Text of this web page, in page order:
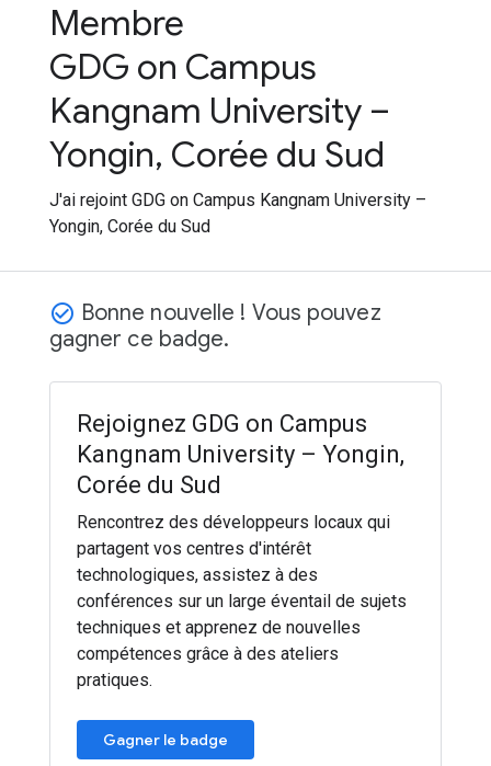
Membre
GDG on Campus
Kangnam University –
Yongin, Corée du Sud
J'ai rejoint GDG on Campus Kangnam University –
Yongin, Corée du Sud
check_circle_outline Bonne nouvelle ! Vous pouvez
gagner ce badge.
Rejoignez GDG on Campus
Kangnam University – Yongin,
Corée du Sud
Rencontrez des développeurs locaux qui
partagent vos centres d'intérêt
technologiques, assistez à des
conférences sur un large éventail de sujets
techniques et apprenez de nouvelles
compétences grâce à des ateliers
pratiques.
Gagner le badge